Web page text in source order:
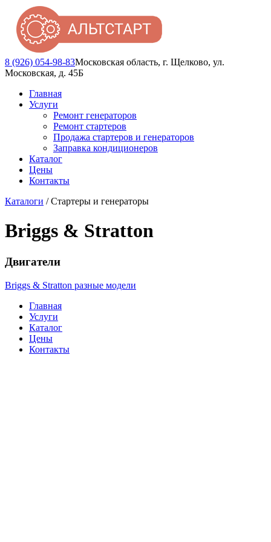
8 (926) 054-98-83Московская область, г. Щелково, ул.
Московская, д. 45Б
Главная
Услуги
Ремонт генераторов
Ремонт стартеров
Продажа стартеров и генераторов
Заправка кондиционеров
Каталог
Цены
Контакты
Каталоги / Стартеры и генераторы
Briggs & Stratton
Двигатели
Briggs & Stratton разные модели
Главная
Услуги
Каталог
Цены
Контакты